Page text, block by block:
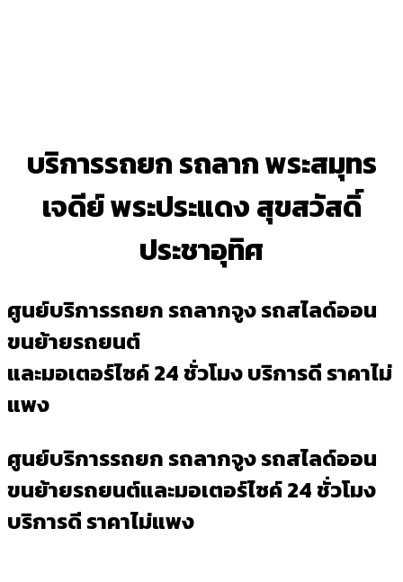
บริการรถยก รถลาก พระสมุทร
เจดีย์ พระประแดง สุขสวัสดิ์
ประชาอุทิศ
ศูนย์บริการรถยก รถลากจูง รถสไลด์ออน
ขนย้ายรถยนต์
และมอเตอร์ไซค์ 24 ชั่วโมง บริการดี ราคาไม่
แพง
ศูนย์บริการรถยก รถลากจูง รถสไลด์ออน
ขนย้ายรถยนต์และมอเตอร์ไซค์ 24 ชั่วโมง
บริการดี ราคาไม่แพง